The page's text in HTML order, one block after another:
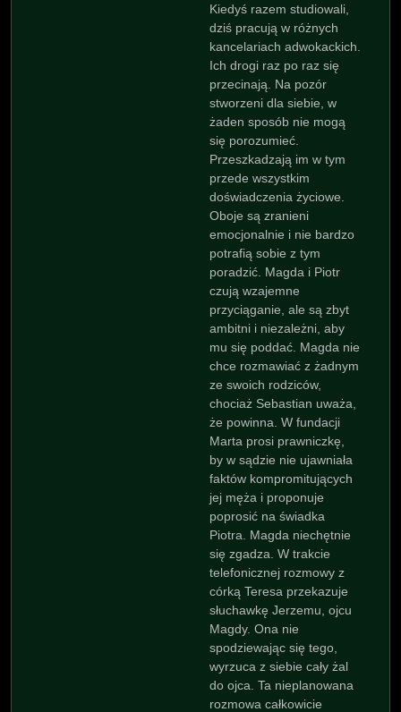
Kiedyś razem studiowali,
dziś pracują w różnych
kancelariach adwokackich.
Ich drogi raz po raz się
przecinają. Na pozór
stworzeni dla siebie, w
żaden sposób nie mogą
się porozumieć.
Przeszkadzają im w tym
przede wszystkim
doświadczenia życiowe.
Oboje są zranieni
emocjonalnie i nie bardzo
potrafią sobie z tym
poradzić. Magda i Piotr
czują wzajemne
przyciąganie, ale są zbyt
ambitni i niezależni, aby
mu się poddać. Magda nie
chce rozmawiać z żadnym
ze swoich rodziców,
chociaż Sebastian uważa,
że powinna. W fundacji
Marta prosi prawniczkę,
by w sądzie nie ujawniała
faktów kompromitujących
jej męża i proponuje
poprosić na świadka
Piotra. Magda niechętnie
się zgadza. W trakcie
telefonicznej rozmowy z
córką Teresa przekazuje
słuchawkę Jerzemu, ojcu
Magdy. Ona nie
spodziewając się tego,
wyrzuca z siebie cały żal
do ojca. Ta nieplanowana
rozmowa całkowicie